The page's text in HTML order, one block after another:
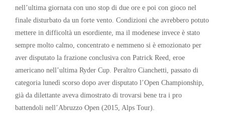
nell’ultima giornata con uno stop di due ore e poi con gioco nel
finale disturbato da un forte vento. Condizioni che avrebbero potuto
mettere in difficoltà un esordiente, ma il modenese invece è stato
sempre molto calmo, concentrato e nemmeno si è emozionato per
aver disputato la frazione conclusiva con Patrick Reed, eroe
americano nell’ultima Ryder Cup. Peraltro Cianchetti, passato di
categoria lunedì scorso dopo aver disputato l’Open Championship,
già da dilettante aveva dimostrato di trovarsi bene tra i pro
battendoli nell’Abruzzo Open (2015, Alps Tour).